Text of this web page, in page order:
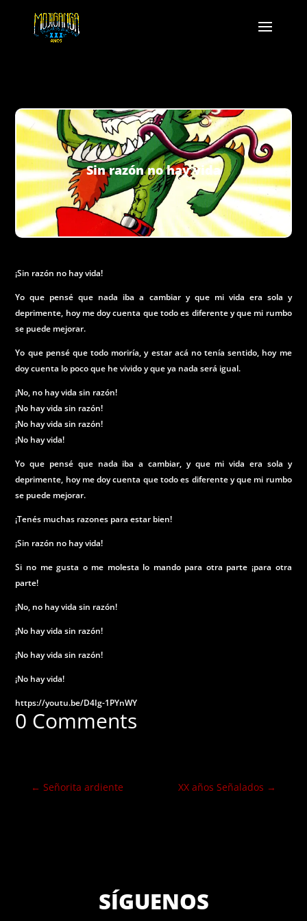
Sin razón no hay vida
¡Sin razón no hay vida!
Yo que pensé que nada iba a cambiar y que mi vida era sola y
deprimente, hoy me doy cuenta que todo es diferente y que mi rumbo
se puede mejorar.
Yo que pensé que todo moriría, y estar acá no tenía sentido, hoy me
doy cuenta lo poco que he vivido y que ya nada será igual.
¡No, no hay vida sin razón!
¡No hay vida sin razón!
¡No hay vida sin razón!
¡No hay vida!
Yo que pensé que nada iba a cambiar, y que mi vida era sola y
deprimente, hoy me doy cuenta que todo es diferente y que mi rumbo
se puede mejorar.
¡Tenés muchas razones para estar bien!
¡Sin razón no hay vida!
Si no me gusta o me molesta lo mando para otra parte ¡para otra
parte!
¡No, no hay vida sin razón!
¡No hay vida sin razón!
¡No hay vida sin razón!
¡No hay vida!
https://youtu.be/D4Ig-1PYnWY
0 Comments
← Señorita ardiente XX años Señalados →
SÍGUENOS